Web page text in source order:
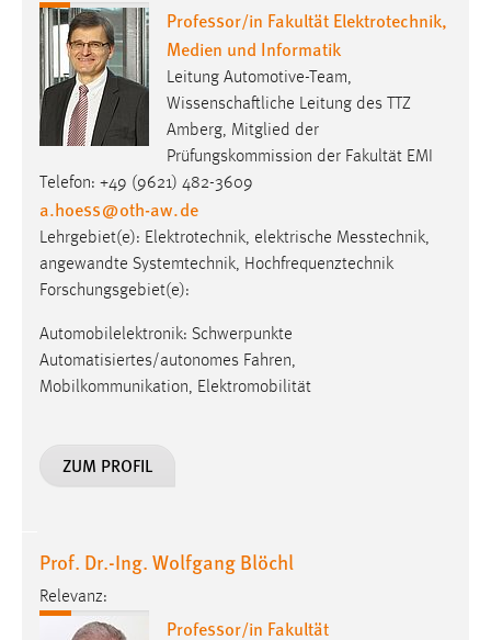
Professor/in Fakultät Elektrotechnik,
Medien und Informatik
Leitung Automotive-Team,
Wissenschaftliche Leitung des TTZ
Amberg, Mitglied der
Prüfungskommission der Fakultät EMI
Telefon: +49 (9621) 482-3609
a.hoess@oth-aw.de
Lehrgebiet(e): Elektro­tech­nik, elek­trische Mess­technik,
angewandte Systemtechnik, Hochfrequenztechnik
Forschungsgebiet(e):
Automobilelektronik: Schwerpunkte
Automatisiertes/autonomes Fahren,
Mobilkommunikation, Elektromobilität
ZUM PROFIL
Prof. Dr.-Ing. Wolfgang Blöchl
Relevanz:
Professor/in Fakultät
STATISTIK
Statistik Cookies erfassen Informationen anonym.
Diese Informationen helfen uns zu verstehen, wie
unsere Besucher unsere Website nutzen.
Matomo
Name:
_pk_ref, _pk_cvar, _pk_id, _pk_ses
Zweck:
Cookie Laufzeit:
Max. 13 Monate
MARKETING
Sie tun dies, indem sie Besucher über Websites